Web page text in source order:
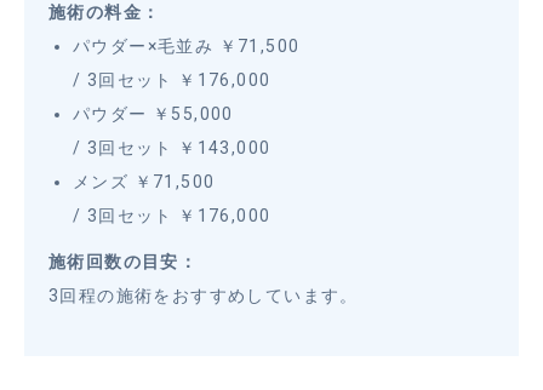
施術の料金：
パウダー×毛並み ￥71,500
/ 3回セット ￥176,000
パウダー ￥55,000
/ 3回セット ￥143,000
メンズ ￥71,500
/ 3回セット ￥176,000
施術回数の目安：
3回程の施術をおすすめしています。